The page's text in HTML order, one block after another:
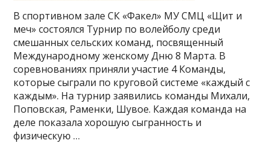
В спортивном зале СК «Факел» МУ СМЦ «Щит и
меч» состоялся Турнир по волейболу среди
смешанных сельских команд, посвященный
Международному женскому Дню 8 Марта. В
соревнованиях приняли участие 4 Команды,
которые сыграли по круговой системе «каждый с
каждым». На турнир заявились команды Михали,
Поповская, Раменки, Шувое. Каждая команда на
деле показала хорошую сыгранность и
физическую …